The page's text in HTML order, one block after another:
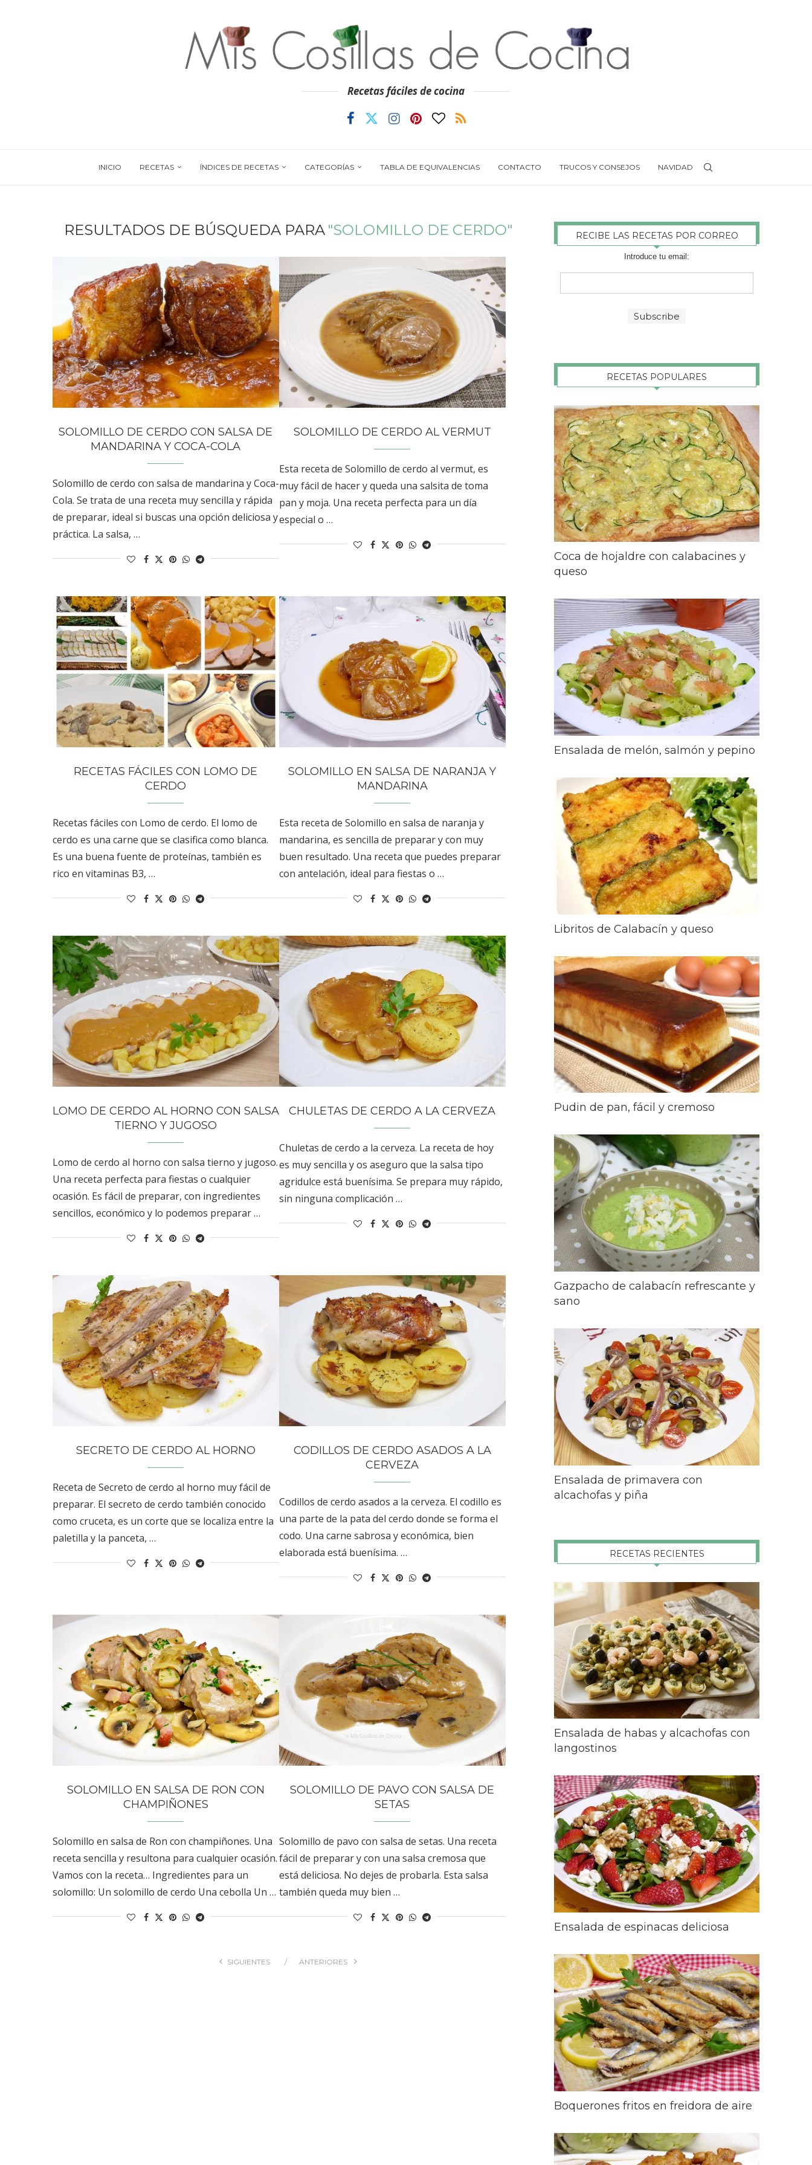
Recetas fáciles de cocina
INICIO RECETAS ÍNDICES DE RECETAS CATEGORÍAS TABLA DE EQUIVALENCIAS CONTACTO TRUCOS Y CONSEJOS NAVIDAD
RESULTADOS DE BÚSQUEDA PARA "SOLOMILLO DE CERDO"
SOLOMILLO DE CERDO CON SALSA DE
MANDARINA Y COCA-COLA
Solomillo de cerdo con salsa de mandarina y Coca-
Cola. Se trata de una receta muy sencilla y rápida
de preparar, ideal si buscas una opción deliciosa y
práctica. La salsa, …
SOLOMILLO DE CERDO AL VERMUT
Esta receta de Solomillo de cerdo al vermut, es
muy fácil de hacer y queda una salsita de toma
pan y moja. Una receta perfecta para un día
especial o …
RECETAS FÁCILES CON LOMO DE
CERDO
Recetas fáciles con Lomo de cerdo. El lomo de
cerdo es una carne que se clasifica como blanca.
Es una buena fuente de proteínas, también es
rico en vitaminas B3, …
SOLOMILLO EN SALSA DE NARANJA Y
MANDARINA
Esta receta de Solomillo en salsa de naranja y
mandarina, es sencilla de preparar y con muy
buen resultado. Una receta que puedes preparar
con antelación, ideal para fiestas o …
LOMO DE CERDO AL HORNO CON SALSA
TIERNO Y JUGOSO
Lomo de cerdo al horno con salsa tierno y jugoso.
Una receta perfecta para fiestas o cualquier
ocasión. Es fácil de preparar, con ingredientes
sencillos, económico y lo podemos preparar …
CHULETAS DE CERDO A LA CERVEZA
Chuletas de cerdo a la cerveza. La receta de hoy
es muy sencilla y os aseguro que la salsa tipo
agridulce está buenísima. Se prepara muy rápido,
sin ninguna complicación …
SECRETO DE CERDO AL HORNO
Receta de Secreto de cerdo al horno muy fácil de
preparar. El secreto de cerdo también conocido
como cruceta, es un corte que se localiza entre la
paletilla y la panceta, …
CODILLOS DE CERDO ASADOS A LA
CERVEZA
Codillos de cerdo asados a la cerveza. El codillo es
una parte de la pata del cerdo donde se forma el
codo. Una carne sabrosa y económica, bien
elaborada está buenísima. …
SOLOMILLO EN SALSA DE RON CON
CHAMPIÑONES
Solomillo en salsa de Ron con champiñones. Una
receta sencilla y resultona para cualquier ocasión.
Vamos con la receta… Ingredientes para un
solomillo: Un solomillo de cerdo Una cebolla Un …
SOLOMILLO DE PAVO CON SALSA DE
SETAS
Solomillo de pavo con salsa de setas. Una receta
fácil de preparar y con una salsa cremosa que
está deliciosa. No dejes de probarla. Esta salsa
también queda muy bien …
SIGUIENTES ANTERIORES
RECIBE LAS RECETAS POR CORREO
Introduce tu email:
RECETAS POPULARES
Coca de hojaldre con calabacines y
queso
Ensalada de melón, salmón y pepino
Libritos de Calabacín y queso
Pudin de pan, fácil y cremoso
Gazpacho de calabacín refrescante y
sano
Ensalada de primavera con
alcachofas y piña
RECETAS RECIENTES
Ensalada de habas y alcachofas con
langostinos
Ensalada de espinacas deliciosa
Boquerones fritos en freidora de aire